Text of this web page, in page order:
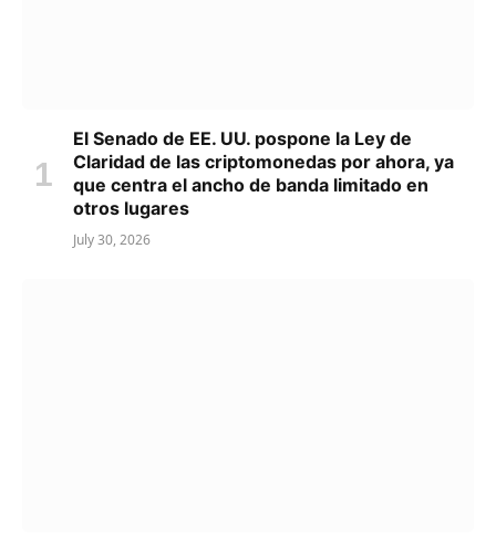
El Senado de EE. UU. pospone la Ley de
Claridad de las criptomonedas por ahora, ya
que centra el ancho de banda limitado en
otros lugares
July 30, 2026